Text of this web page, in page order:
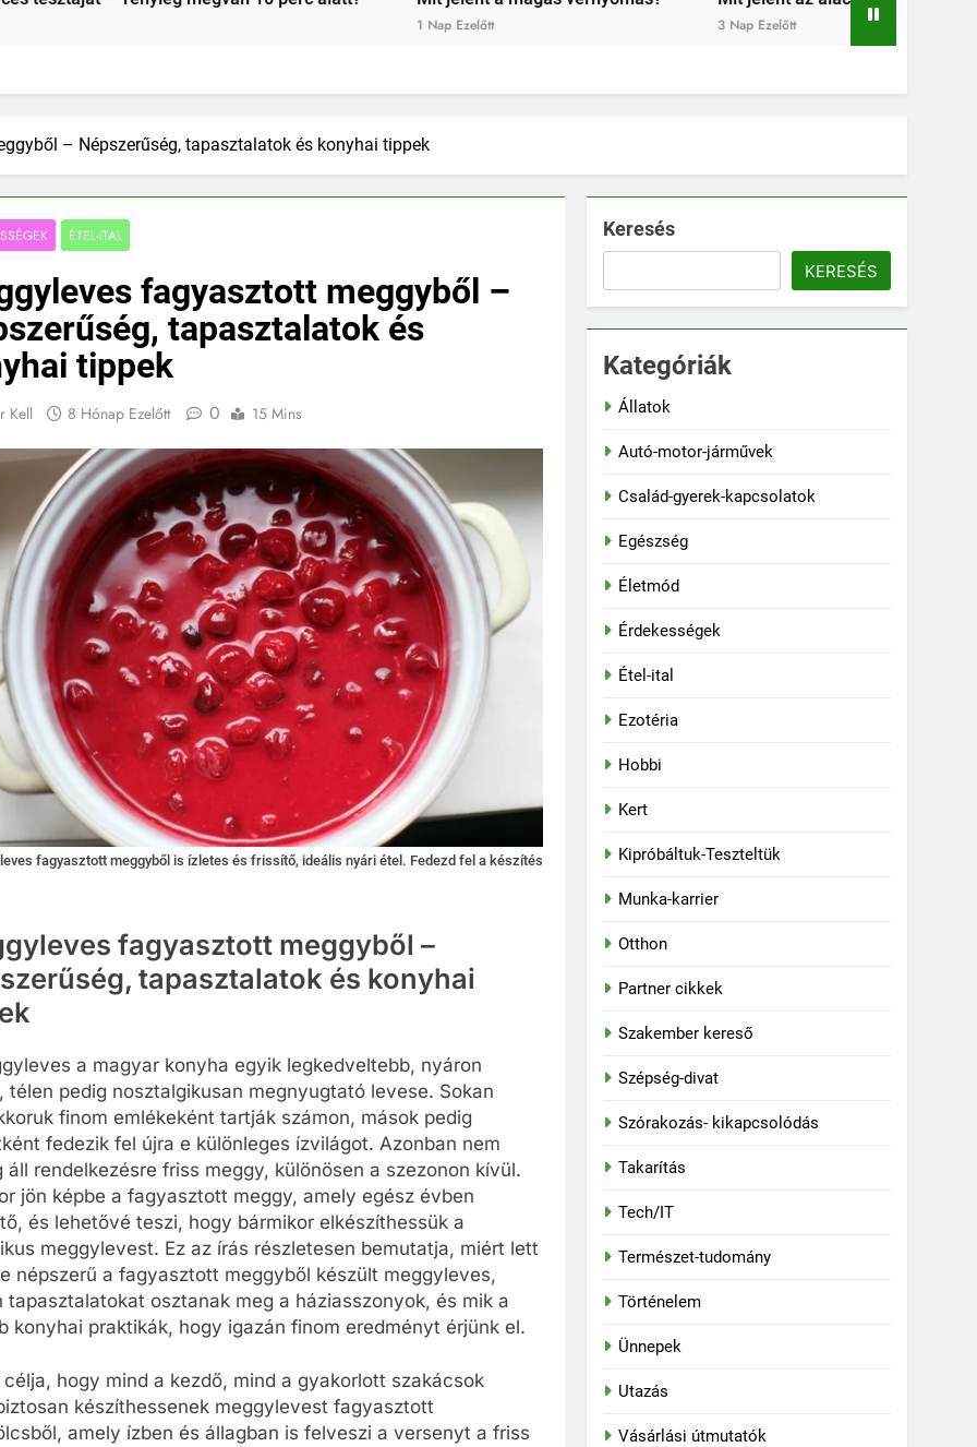
5 Nap Ezelőtt
– Népszerűség, tapasztalatok és konyhai tippek
ÉTEL-ITAL
fagyasztott meggyből –
tapasztalatok és
tippek
Kell 8 Hónap Ezelőtt 0 15 Mins
fagyasztott meggyből is ízletes és frissítő, ideális nyári étel. Fedezd fel a készítés
fagyasztott meggyből –
tapasztalatok és konyhai
a magyar konyha egyik legkedveltebb, nyáron
télen pedig nosztalgikusan megnyugtató levese. Sokan
finom emlékeként tartják számon, mások pedig
fedezik fel újra e különleges ízvilágot. Azonban nem
áll rendelkezésre friss meggy, különösen a szezonon kívül.
jön képbe a fagyasztott meggy, amely egész évben
és lehetővé teszi, hogy bármikor elkészíthessük a
meggylevest. Ez az írás részletesen bemutatja, miért lett
népszerű a fagyasztott meggyből készült meggyleves,
tapasztalatokat osztanak meg a háziasszonyok, és mik a
konyhai praktikák, hogy igazán finom eredményt érjünk el.
hogy mind a kezdő, mind a gyakorlott szakácsok
készíthessenek meggylevest fagyasztott
amely ízben és állagban is felveszi a versenyt a friss
Keresés
KERESÉS
Kategóriák
Állatok
Autó-motor-járművek
Család-gyerek-kapcsolatok
Egészség
Életmód
Érdekességek
Étel-ital
Ezotéria
Hobbi
Kert
Kipróbáltuk-Teszteltük
Munka-karrier
Otthon
Partner cikkek
Szakember kereső
Szépség-divat
Szórakozás- kikapcsolódás
Takarítás
Tech/IT
Természet-tudomány
Történelem
Ünnepek
Utazás
Vásárlási útmutatók